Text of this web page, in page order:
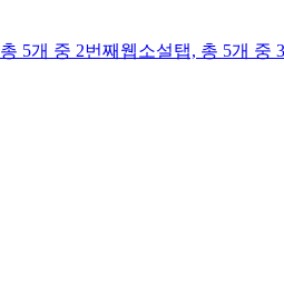
총 5개 중 2번째 웹소설탭, 총 5개 중